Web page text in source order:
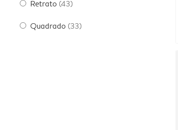
Retrato (43)
Quadrado (33)